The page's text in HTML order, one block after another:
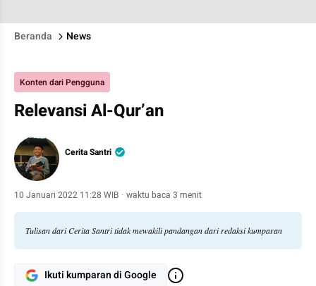
Beranda News
Konten dari Pengguna
Relevansi Al-Qur’an
Cerita Santri
10 Januari 2022 11:28 WIB · waktu baca 3 menit
Tulisan dari Cerita Santri tidak mewakili pandangan dari redaksi kumparan
Ikuti kumparan di Google